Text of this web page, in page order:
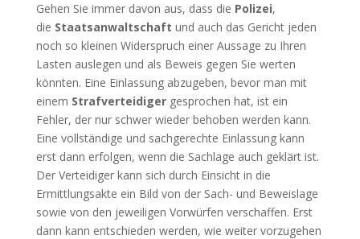
Gehen Sie immer davon aus, dass die Polizei,
die Staatsanwaltschaft und auch das Gericht jeden
noch so kleinen Widerspruch einer Aussage zu Ihren
Lasten auslegen und als Beweis gegen Sie werten
könnten. Eine Einlassung abzugeben, bevor man mit
einem Strafverteidiger gesprochen hat, ist ein
Fehler, der nur schwer wieder behoben werden kann.
Eine vollständige und sachgerechte Einlassung kann
erst dann erfolgen, wenn die Sachlage auch geklärt ist.
Der Verteidiger kann sich durch Einsicht in die
Ermittlungsakte ein Bild von der Sach- und Beweislage
sowie von den jeweiligen Vorwürfen verschaffen. Erst
dann kann entschieden werden, wie weiter vorzugehen